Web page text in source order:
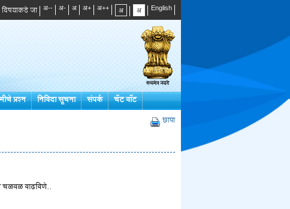
विषयाकडे जा
प्रश्न निविदा सूचना संपर्क
चॅट बॉट
छापा
चळवळ वाढविणे..